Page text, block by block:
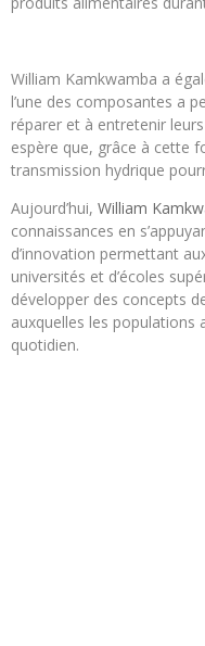
William Kamkwamba a
l’une des composantes a
réparer et à entretenir
espère que, grâce à cette
transmission hydrique
Aujourd’hui, William
connaissances en
d’innovation permettant
universités et d’écoles
développer des concepts
auxquelles les
quotidien.